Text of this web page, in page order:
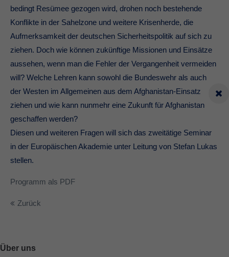
bedingt Resümee gezogen wird, drohen noch bestehende
Konflikte in der Sahelzone und weitere Krisenherde, die
Aufmerksamkeit der deutschen Sicherheitspolitik auf sich zu
ziehen. Doch wie können zukünftige Missionen und Einsätze
aussehen, wenn man die Fehler der Vergangenheit vermeiden
will? Welche Lehren kann sowohl die Bundeswehr als auch
der Westen im Allgemeinen aus dem Afghanistan-Einsatz
ziehen und wie kann nunmehr eine Zukunft für Afghanistan
geschaffen werden?
Diesen und weiteren Fragen will sich das zweitätige Seminar
in der Europäischen Akademie unter Leitung von Stefan Lukas
stellen.
Programm als PDF
Zurück
Über uns